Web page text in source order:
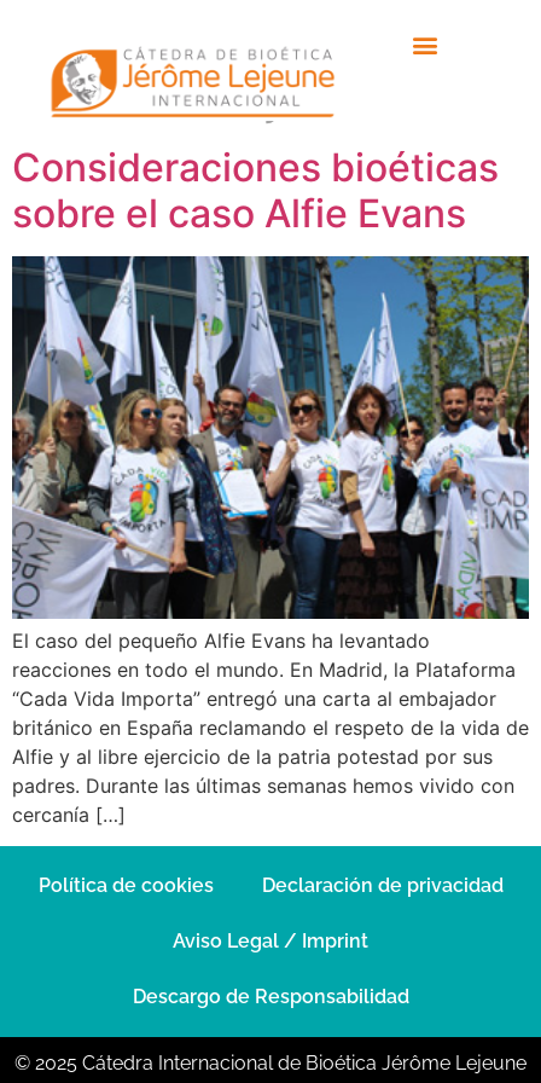
Etiqueta: Fundación
Jérôme Lejeuen
Consideraciones bioéticas
sobre el caso Alfie Evans
El caso del pequeño Alfie Evans ha levantado
reacciones en todo el mundo. En Madrid, la Plataforma
“Cada Vida Importa” entregó una carta al embajador
británico en España reclamando el respeto de la vida de
Alfie y al libre ejercicio de la patria potestad por sus
padres. Durante las últimas semanas hemos vivido con
cercanía […]
Política de cookies Declaración de privacidad
Aviso Legal / Imprint
Descargo de Responsabilidad
© 2025 Cátedra Internacional de Bioética Jérôme Lejeune